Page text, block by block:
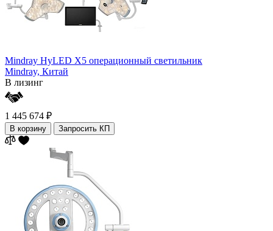
Mindray HyLED X5 операционный светильник
Mindray, Китай
В лизинг
1 445 674 ₽
В корзину Запросить КП